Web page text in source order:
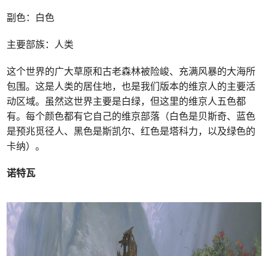
副色：白色
主要部族：人类
这个世界的广大草原和古老森林被险峻、充满风暴的大海所
包围。这是人类的居住地，也是我们版本的维京人的主要活
动区域。虽然这世界主要是白绿，但这里的维京人五色都
有。每个颜色都有它自己的维京部落（白色是贝斯奇、蓝色
是预兆觅径人、黑色是斯凯尔、红色是塔科力，以及绿色的
卡纳）。
诺特瓦